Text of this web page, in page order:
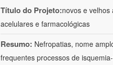
Título do Projeto:novos e
acelulares e farmacológicas
Resumo: Nefropatias, nome
frequentes processos de